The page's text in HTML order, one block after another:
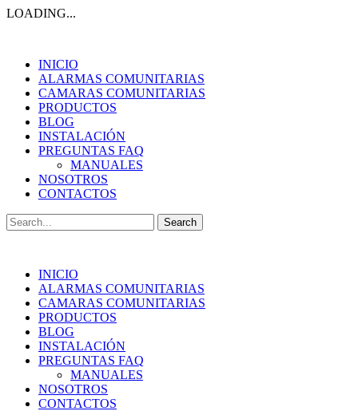
LOADING...
INICIO
ALARMAS COMUNITARIAS
CAMARAS COMUNITARIAS
PRODUCTOS
BLOG
INSTALACIÓN
PREGUNTAS FAQ
MANUALES
NOSOTROS
CONTACTOS
Search
for:
INICIO
ALARMAS COMUNITARIAS
CAMARAS COMUNITARIAS
PRODUCTOS
BLOG
INSTALACIÓN
PREGUNTAS FAQ
MANUALES
NOSOTROS
CONTACTOS